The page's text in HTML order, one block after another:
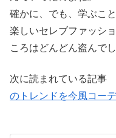
確かに、でも、学ぶこ
楽しいセレブファッシ
ころはどんどん盗んで
次に読まれている記事
のトレンドを今風コー